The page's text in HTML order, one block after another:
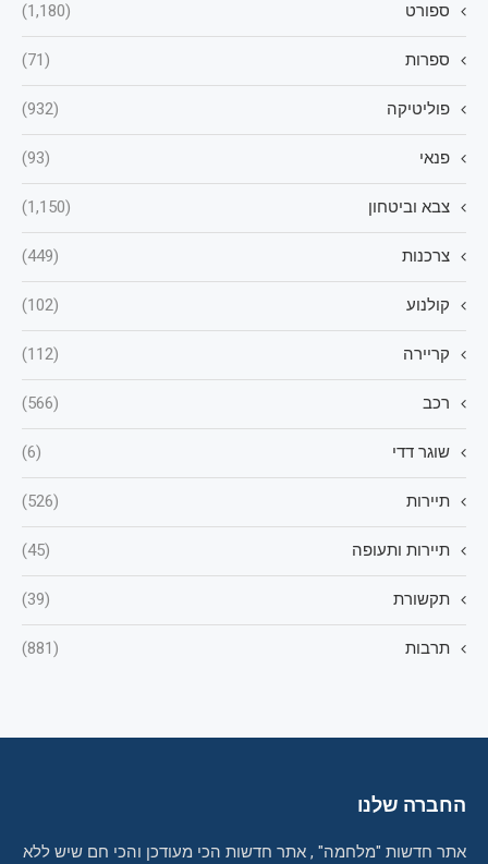
ספורט (1,180)
ספרות (71)
פוליטיקה (932)
פנאי (93)
צבא וביטחון (1,150)
צרכנות (449)
קולנוע (102)
קריירה (112)
רכב (566)
שוגר דדי (6)
תיירות (526)
תיירות ותעופה (45)
תקשורת (39)
תרבות (881)
החברה שלנו
אתר חדשות "מלחמה" , אתר חדשות הכי מעודכן והכי חם שיש ללא